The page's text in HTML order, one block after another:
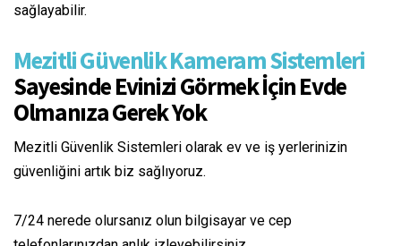
sağlayabilir.
Mezitli Güvenlik Kameram Sistemleri
Sayesinde Evinizi Görmek İçin Evde
Olmanıza Gerek Yok
Mezitli Güvenlik Sistemleri olarak ev ve iş yerlerinizin
güvenliğini artık biz sağlıyoruz.
7/24 nerede olursanız olun bilgisayar ve cep